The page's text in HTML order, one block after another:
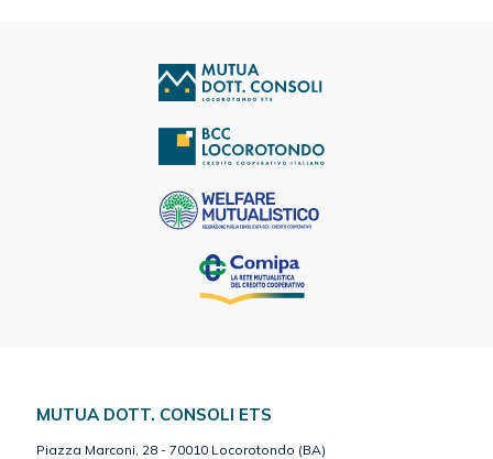
MUTUA DOTT. CONSOLI ETS
Piazza Marconi, 28 - 70010 Locorotondo (BA)